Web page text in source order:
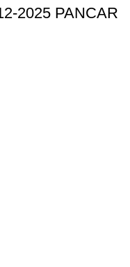
2025 PANCAR